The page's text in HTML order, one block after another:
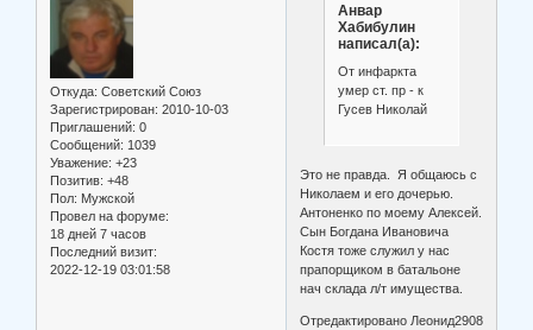
Откуда: Советский Союз
Зарегистрирован: 2010-10-03
Приглашений: 0
Сообщений: 1039
Уважение: +23
Позитив: +48
Пол: Мужской
Провел на форуме:
18 дней 7 часов
Последний визит:
2022-12-19 03:01:58
Анвар
Хабибулин
написал(а):
От инфаркта
умер ст. пр - к
Гусев Николай
Это не правда. Я общаюсь с
Николаем и его дочерью.
Антоненко по моему Алексей.
Сын Богдана Ивановича
Костя тоже служил у нас
прапорщиком в батальоне
нач склада л/т имущества.
Отредактировано Леонид2908